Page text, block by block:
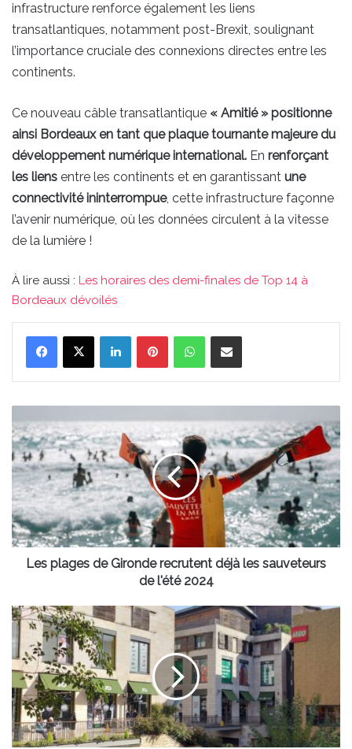
infrastructure renforce également les liens
transatlantiques, notamment post-Brexit, soulignant
l’importance cruciale des connexions directes entre les
continents.
Ce nouveau câble transatlantique « Amitié » positionne
ainsi Bordeaux en tant que plaque tournante majeure du
développement numérique international. En renforçant
les liens entre les continents et en garantissant une
connectivité ininterrompue, cette infrastructure façonne
l’avenir numérique, où les données circulent à la vitesse
de la lumière !
À lire aussi : Les horaires des demi-finales de Top 14 à
Bordeaux dévoilés
LinkedinPinterestWhatsAppPartager par email
plages
de
Gironde
recrutent
déjà
les
sauveteurs
de
l'étéLes plages de Gironde recrutent déjà les sauveteurs
de l'été 2024
Rendez
vos
vêtements
et
utilisez
des
cartes
cadeaux
à